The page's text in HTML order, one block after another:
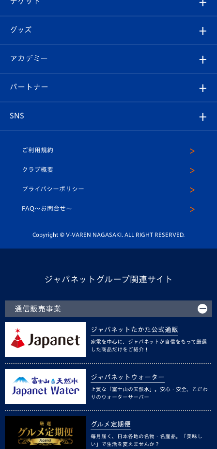
チケット
イベント
メディア
ホームタウン
エンブレム紹介
スタッフプロフィール
マスコット紹介
平和祈念活動
ホームタウン活動
はじめての観戦ガイド
Revive Team
ヴィヴィくんの長崎おもてなしガイド
フォトギャラリー
スタジアムグルメ
チケット
V-LOVERS（ファンクラブ）
プレイヤーズスイート
グッズ
オンラインショップ
店舗情報
アカデミー
育成からのお知らせ
U-18
スクール
パートナー
SNS
ヴィヴィくんインスタグラム
公式LINE＠
ご利用規約
クラブ概要
プライバシーポリシー
FAQ〜お問合せ〜
Copyright © V-VAREN NAGASAKI. ALL RIGHT RESERVED.
ジャパネットグループ関連サイト
通信販売事業
ジャパネットたかた公式通販
家電を中心に、ジャパネットが自信をもって厳選
した商品だけをご紹介！
ジャパネットウォーター
上質な「富士山の天然水」。安心・安全、こだわ
りのウォーターサーバー
グルメ定期便
毎月届く、日本各地の名物・名産品。「美味し
い」で生活を変えませんか？